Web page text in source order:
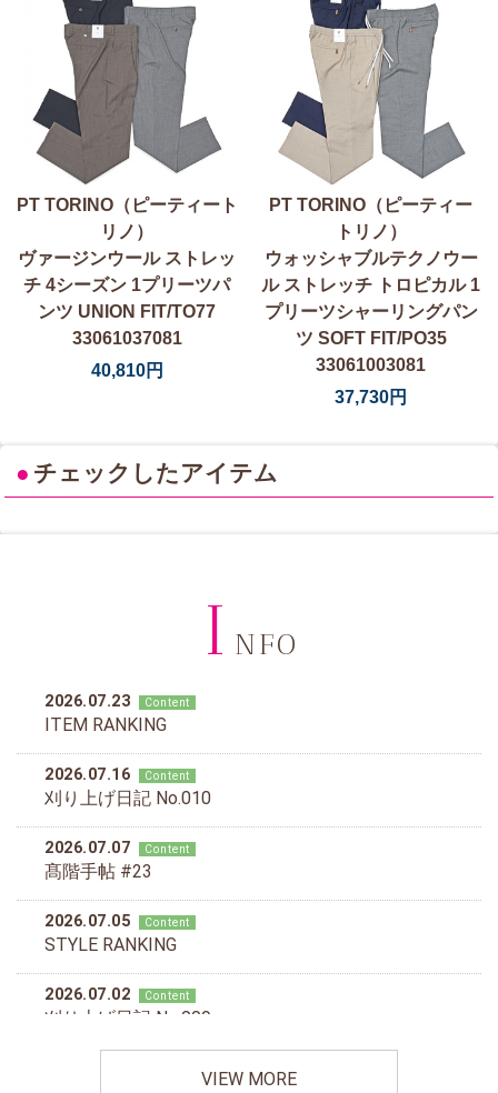
PT TORINO（ピーティート
リノ）
ヴァージンウール ストレッ
チ 4シーズン 1プリーツパ
ンツ UNION FIT/TO77
33061037081
40,810円
PT TORINO（ピーティー
トリノ）
ウォッシャブルテクノウー
ル ストレッチ トロピカル 1
プリーツシャーリングパン
ツ SOFT FIT/PO35
33061003081
37,730円
● チェックしたアイテム
I NFO
VIEW MORE